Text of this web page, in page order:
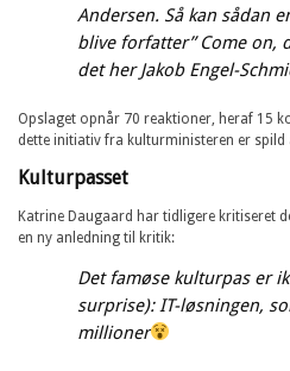
Andersen. Så kan sådan
blive forfatter” Come on,
det her Jakob Engel-
Opslaget opnår 70 reaktioner, heraf 15
dette initiativ fra kulturministeren er spild
Kulturpasset
Katrine Daugaard har tidligere kritiseret
en ny anledning til kritik:
Det famøse kulturpas er
surprise): IT-løsningen,
millioner